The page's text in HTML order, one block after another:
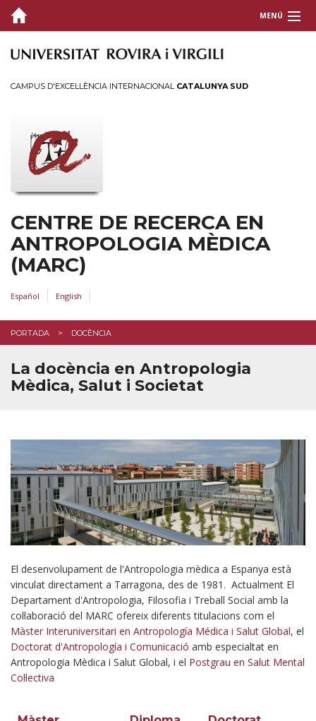
MENÚ
QUI SOM
Doctorat Antropologia i Comunicació
Diploma de Postgrau en Salut Mental Col·lectiva
Tesis per membres del MARC
PUBLICACIONS
ESDEVENIMENTS I EXPOSICIONS
CAMPUS D'EXCEL·LÈNCIA INTERNACIONAL CATALUNYA SUD
CENTRE DE RECERCA EN
ANTROPOLOGIA MÈDICA
(MARC)
Español English
PORTADA DOCÈNCIA
La docència en Antropologia
Mèdica, Salut i Societat
El desenvolupament de l'Antropologia mèdica a Espanya està
vinculat directament a Tarragona, des de 1981. Actualment El
Departament d'Antropologia, Filosofia i Treball Social amb la
col·laboració del MARC ofereix diferents titulacions com el
Màster Interuniversitari en Antropología Médica i Salut Global, el
Doctorat d'Antropología i Comunicació amb especialtat en
Antropologia Mèdica i Salut Global, i el Postgrau en Salut Mental
Col·lectiva